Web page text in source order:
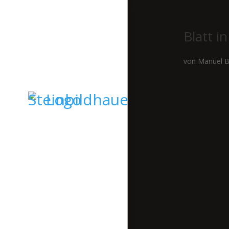
Blatt
von Manuel